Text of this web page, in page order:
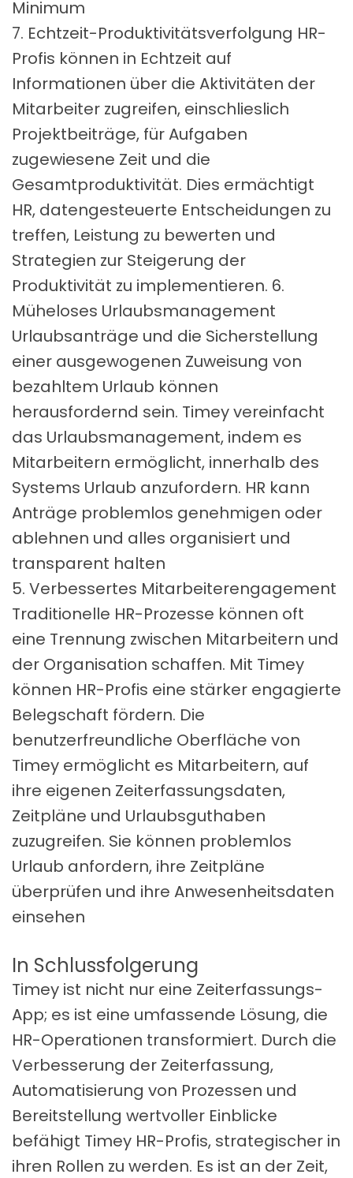
PLANER
APPS
TIMEY-
Minimum
7. Echtzeit-Produktivitätsverfolgung HR-
Profis können in Echtzeit auf
Informationen über die Aktivitäten der
Mitarbeiter zugreifen, einschlieslich
Projektbeiträge, für Aufgaben
zugewiesene Zeit und die
Gesamtproduktivität. Dies ermächtigt
HR, datengesteuerte Entscheidungen zu
treffen, Leistung zu bewerten und
Strategien zur Steigerung der
Produktivität zu implementieren. 6.
Müheloses Urlaubsmanagement
Urlaubsanträge und die Sicherstellung
einer ausgewogenen Zuweisung von
bezahltem Urlaub können
herausfordernd sein. Timey vereinfacht
das Urlaubsmanagement, indem es
Mitarbeitern ermöglicht, innerhalb des
Systems Urlaub anzufordern. HR kann
Anträge problemlos genehmigen oder
ablehnen und alles organisiert und
transparent halten
5. Verbessertes Mitarbeiterengagement
Traditionelle HR-Prozesse können oft
eine Trennung zwischen Mitarbeitern und
der Organisation schaffen. Mit Timey
können HR-Profis eine stärker engagierte
Belegschaft fördern. Die
benutzerfreundliche Oberfläche von
Timey ermöglicht es Mitarbeitern, auf
ihre eigenen Zeiterfassungsdaten,
Zeitpläne und Urlaubsguthaben
zuzugreifen. Sie können problemlos
Urlaub anfordern, ihre Zeitpläne
überprüfen und ihre Anwesenheitsdaten
einsehen
In Schlussfolgerung
Timey ist nicht nur eine Zeiterfassungs-
App; es ist eine umfassende Lösung, die
HR-Operationen transformiert. Durch die
Verbesserung der Zeiterfassung,
Automatisierung von Prozessen und
Bereitstellung wertvoller Einblicke
befähigt Timey HR-Profis, strategischer in
ihren Rollen zu werden. Es ist an der Zeit,